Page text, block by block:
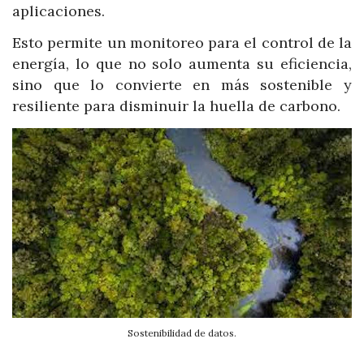
aplicaciones.
Esto permite un monitoreo para el control de la
energía, lo que no solo aumenta su eficiencia,
sino que lo convierte en más sostenible y
resiliente para disminuir la huella de carbono.
Sostenibilidad de datos.